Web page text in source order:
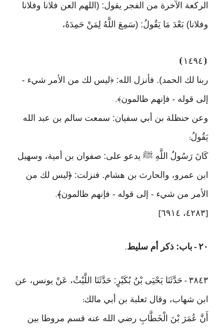
الركعة الآخرة من الفجر يقول: (اللهم العن فلانا وفلانا
وفلانا) بَعْدَ مَا يَقُولُ: (سَمِعَ اللَّهُ لِمَنْ حَمِدَهُ،
⦗١٤٩٤ ⦘
ربنا لك الحمد). فأنزل الله: ﴿ليس لك من الأمر شيء -
إلى قوله - فإنهم ظالمون﴾.
وعن حنظلة بن أبي سفيان: سمعت سالم بن عبد الله
يَقُولُ:
كَانَ رَسُولُ اللَّهِ ﷺ يدعو على: صفوان بن أمية، وسهيل
ابن عمرو، والحارث بن هشام. فنزلت: ﴿ليس لك من
الأمر من شيء - إلى قوله - فإنهم ظالمون﴾.
[٤٢٨٣، ٦٩١٤ ]
٢٠ - باب: ذكر أم سليط.
٣٨٤٣ - حَدَّثَنَا يَحْيَى بْنُ بُكَيْرٍ: حَدَّثَنَا اللَّيْثُ، عَنْ يونس، عن
ابن شهاب، وقال ثعلبة بن أبي مالك:
أَنَّ عُمَرَ بْنَ الْخَطَّابِ رضي الله عنه قسم مروطا بين